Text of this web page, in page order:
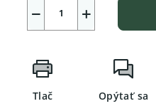
+
−
Tlač Opýtať sa